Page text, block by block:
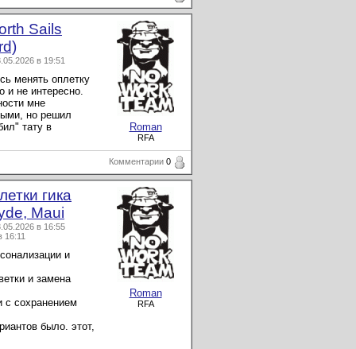
Sails
в 19:51
менять оплетку
и не интересно.
мне
но решил
тату в
Roman
RFA
Комментарии 0
гика
Maui
в 16:55
16:11
и
и замена
с сохранением
было. этот,
Roman
RFA